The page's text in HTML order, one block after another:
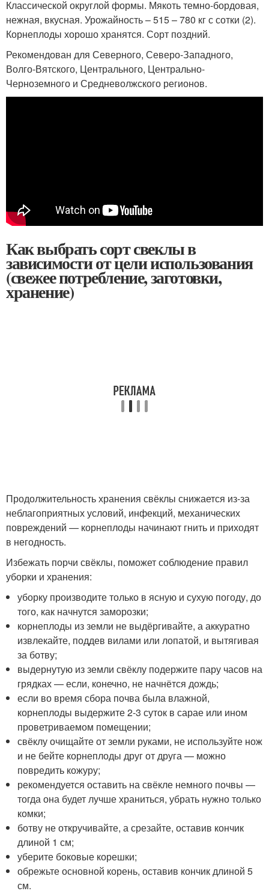
Классической округлой формы. Мякоть темно-бордовая,
нежная, вкусная. Урожайность – 515 – 780 кг с сотки (2).
Корнеплоды хорошо хранятся. Сорт поздний.
Рекомендован для Северного, Северо-Западного,
Волго-Вятского, Центрального, Центрально-
Черноземного и Средневолжского регионов.
Как выбрать сорт свеклы в
зависимости от цели использования
(свежее потребление, заготовки,
хранение)
Продолжительность хранения свёклы снижается из-за
неблагоприятных условий, инфекций, механических
повреждений — корнеплоды начинают гнить и приходят
в негодность.
Избежать порчи свёклы, поможет соблюдение правил
уборки и хранения:
уборку производите только в ясную и сухую погоду, до
того, как начнутся заморозки;
корнеплоды из земли не выдёргивайте, а аккуратно
извлекайте, поддев вилами или лопатой, и вытягивая
за ботву;
выдернутую из земли свёклу подержите пару часов на
грядках — если, конечно, не начнётся дождь;
если во время сбора почва была влажной,
корнеплоды выдержите 2-3 суток в сарае или ином
проветриваемом помещении;
свёклу очищайте от земли руками, не используйте нож
и не бейте корнеплоды друг от друга — можно
повредить кожуру;
рекомендуется оставить на свёкле немного почвы —
тогда она будет лучше храниться, убрать нужно только
комки;
ботву не откручивайте, а срезайте, оставив кончик
длиной 1 см;
уберите боковые корешки;
обрежьте основной корень, оставив кончик длиной 5
см.